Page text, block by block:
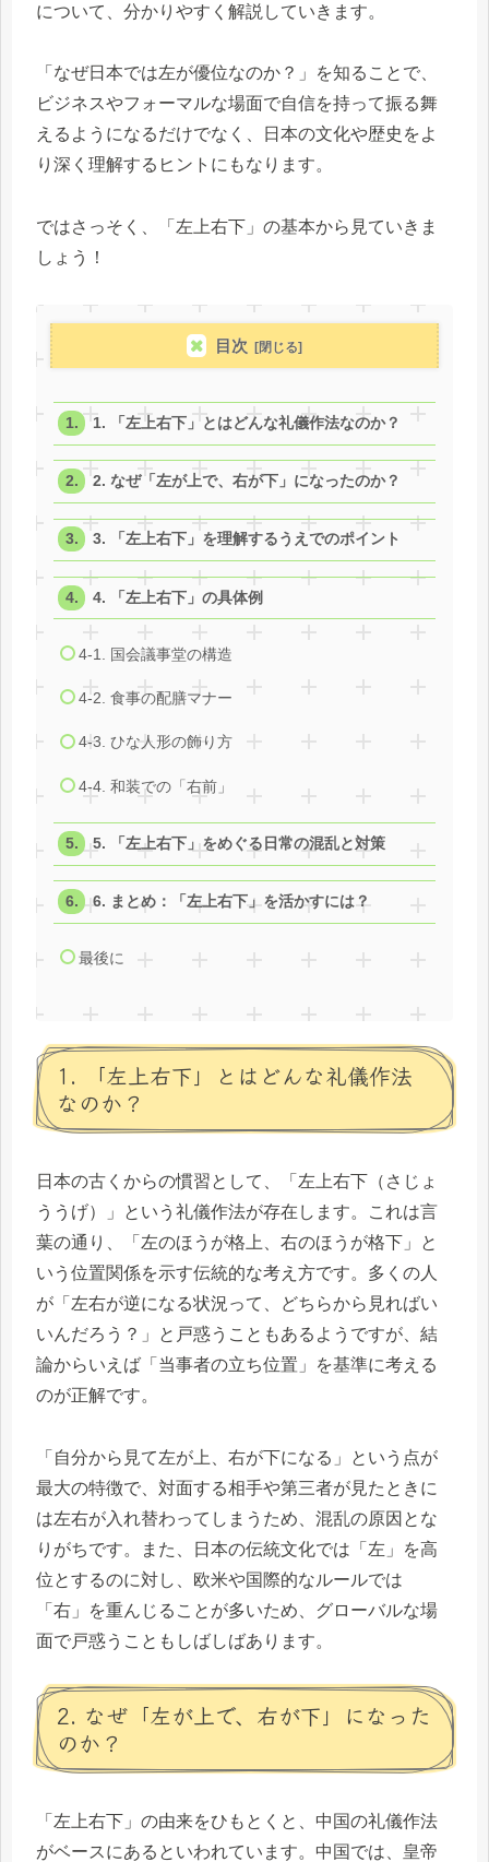
について、分かりやすく解説していきます。
「なぜ日本では左が優位なのか？」を知ることで、
ビジネスやフォーマルな場面で自信を持って振る舞
えるようになるだけでなく、日本の文化や歴史をよ
り深く理解するヒントにもなります。
ではさっそく、「左上右下」の基本から見ていきま
しょう！
目次
1. 「左上右下」とはどんな礼儀作法なのか？
2. なぜ「左が上で、右が下」になったのか？
3. 「左上右下」を理解するうえでのポイント
4. 「左上右下」の具体例
4-1. 国会議事堂の構造
4-2. 食事の配膳マナー
4-3. ひな人形の飾り方
4-4. 和装での「右前」
5. 「左上右下」をめぐる日常の混乱と対策
6. まとめ：「左上右下」を活かすには？
最後に
1. 「左上右下」とはどんな礼儀作法
なのか？
日本の古くからの慣習として、「左上右下（さじょ
ううげ）」という礼儀作法が存在します。これは言
葉の通り、「左のほうが格上、右のほうが格下」と
いう位置関係を示す伝統的な考え方です。多くの人
が「左右が逆になる状況って、どちらから見ればい
いんだろう？」と戸惑うこともあるようですが、結
論からいえば「当事者の立ち位置」を基準に考える
のが正解です。
「自分から見て左が上、右が下になる」という点が
最大の特徴で、対面する相手や第三者が見たときに
は左右が入れ替わってしまうため、混乱の原因とな
りがちです。また、日本の伝統文化では「左」を高
位とするのに対し、欧米や国際的なルールでは
「右」を重んじることが多いため、グローバルな場
面で戸惑うこともしばしばあります。
2. なぜ「左が上で、右が下」になった
のか？
「左上右下」の由来をひもとくと、中国の礼儀作法
がベースにあるといわれています。中国では、皇帝